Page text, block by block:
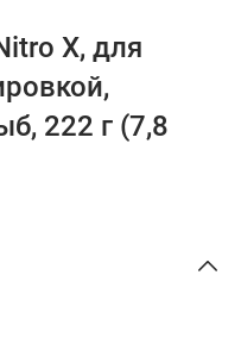
X, для
222 г (7,8